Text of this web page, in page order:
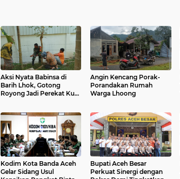
Aksi Nyata Babinsa di
Barih Lhok, Gotong
Royong Jadi Perekat Kuat
Angin Kencang Porak-
Porandakan Rumah
Warga Lhoong
Kodim Kota Banda Aceh
Gelar Sidang Usul
Bupati Aceh Besar
Perkuat Sinergi dengan